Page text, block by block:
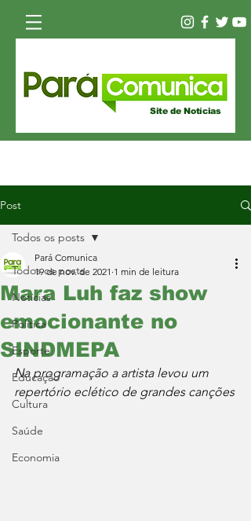
Site de Notícias
Post
Todos os posts
Notícias
Política
Esporte
Educação
Cultura
Saúde
Economia
Todos os posts
Mara Luh faz show
emocionante no
SINDMEPA
Pará Comunica
19 de nov. de 2021 1 min de leitura
Na programação a artista levou um
repertório eclético de grandes canções